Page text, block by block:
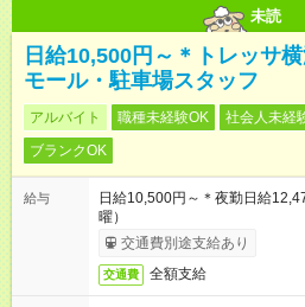
未読
日給10,500円～＊トレッサ
モール・駐車場スタッフ
アルバイト 職種未経験OK 社会人未経
ブランクOK
給与
日給10,500円～＊夜勤日給
曜）
交通費別途支給あり
交通費 全額支給